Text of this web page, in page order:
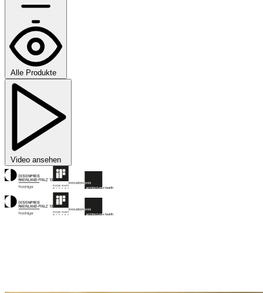
Alle Produkte
Video ansehen